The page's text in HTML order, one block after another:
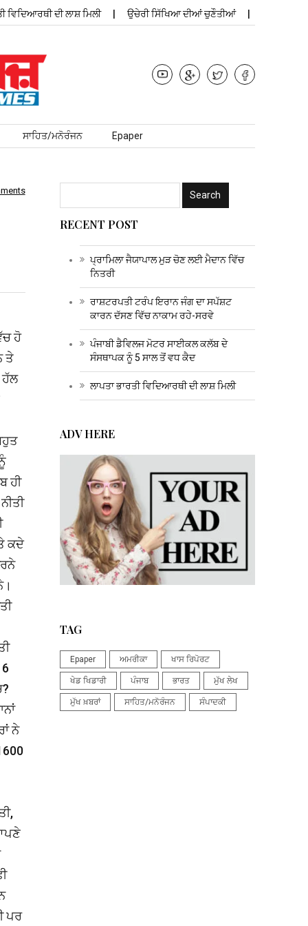
ਦੀ ਲਾਸ਼ ਮਿਲੀ ਉਚੇਰੀ ਸਿੱਖਿਆ ਦੀਆਂ ਚੁਣੌਤੀਆਂ
ਸਾਹਿਤ/ਮਨੋਰੰਜਨ Epaper
ਹੋ
ਤੇ
ਹੱਲ
ਹੀ
ਕਦੇ
ਨੇ
ਪਰ
RECENT POST
ਪ੍ਰਾਮਿਲਾ ਜੈਯਾਪਾਲ ਮੁੜ ਚੋਣ ਲਈ ਮੈਦਾਨ ਵਿੱਚ
ਨਿਤਰੀ
ਰਾਸ਼ਟਰਪਤੀ ਟਰੰਪ ਇਰਾਨ ਜੰਗ ਦਾ ਸਪੱਸ਼ਟ
ਕਾਰਨ ਦੱਸਣ ਵਿੱਚ ਨਾਕਾਮ ਰਹੇ-ਸਰਵੇ
ਪੰਜਾਬੀ ਡੈਵਿਲਜ ਮੋਟਰ ਸਾਈਕਲ ਕਲੱਬ ਦੇ
ਸੰਸਥਾਪਕ ਨੂੰ 5 ਸਾਲ ਤੋਂ ਵਧ ਕੈਦ
ਲਾਪਤਾ ਭਾਰਤੀ ਵਿਦਿਆਰਥੀ ਦੀ ਲਾਸ਼ ਮਿਲੀ
ADV HERE
TAG
Epaper ਅਮਰੀਕਾ ਖਾਸ ਰਿਪੋਰਟ
ਖੇਡ ਖਿਡਾਰੀ ਪੰਜਾਬ ਭਾਰਤ ਮੁੱਖ ਲੇਖ
ਮੁੱਖ ਖ਼ਬਰਾਂ ਸਾਹਿਤ/ਮਨੋਰੰਜਨ ਸੰਪਾਦਕੀ